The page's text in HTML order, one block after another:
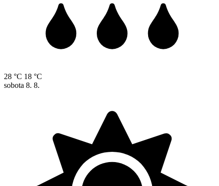
28 °C 18 °C
sobota 8. 8.